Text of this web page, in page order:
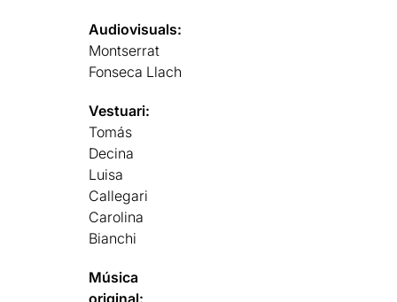
Audiovisuals:
Montserrat
Fonseca Llach
Vestuari:
Tomás
Decina
Luisa
Callegari
Carolina
Bianchi
Música
original: